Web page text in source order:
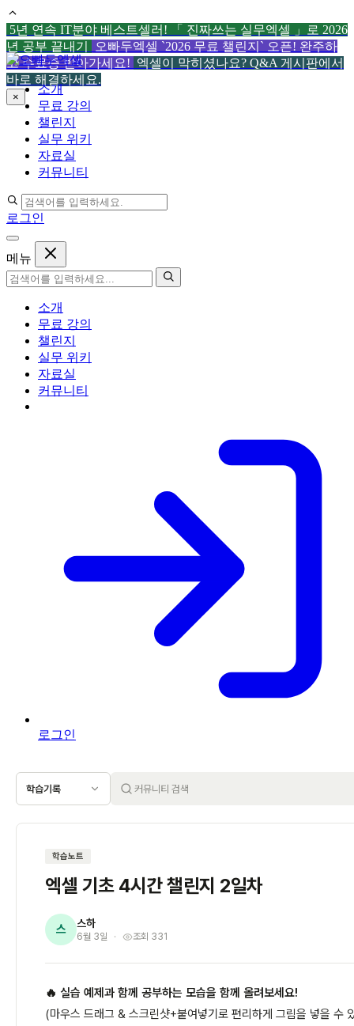
5년 연속 IT분야 베스트셀러! 「 진짜쓰는 실무엑셀 」로 2026
년 공부 끝내기
오빠두엑셀 `2026 무료 챌린지` 오픈! 완주하
고 수료증 받아가세요! 엑셀이 막히셨나요? Q&A 게시판에서
바로 해결하세요.
×
컨
텐
츠
로
소개
무료 강의
챌린지
실무 위키
자료실
커뮤니티
로그인
메뉴
소개
무료 강의
챌린지
실무 위키
자료실
커뮤니티
로그인
학습기록
학습노트
엑셀 기초 4시간 챌린지 2일차
스 스하
6월 3일 조회 331
🔥 실습 예제과 함께 공부하는 모습을 함께 올려보세요!
(마우스 드래그 & 스크린샷+붙여넣기로 편리하게 그림을 넣을 수